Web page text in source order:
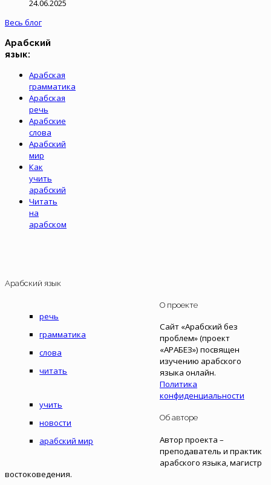
24.06.2025
Весь блог
Арабский
язык:
Арабская
грамматика
Арабская
речь
Арабские
слова
Арабский
мир
Как
учить
арабский
Читать
на
арабском
Арабский язык
речь
грамматика
слова
читать
учить
новости
арабский мир
О проекте
Сайт «Арабский без
проблем» (проект
«АРАБЕЗ») посвящен
изучению арабского
языка онлайн.
Политика
конфиденциальности
Об авторе
Автор проекта –
преподаватель и практик
арабского языка, магистр
востоковедения.